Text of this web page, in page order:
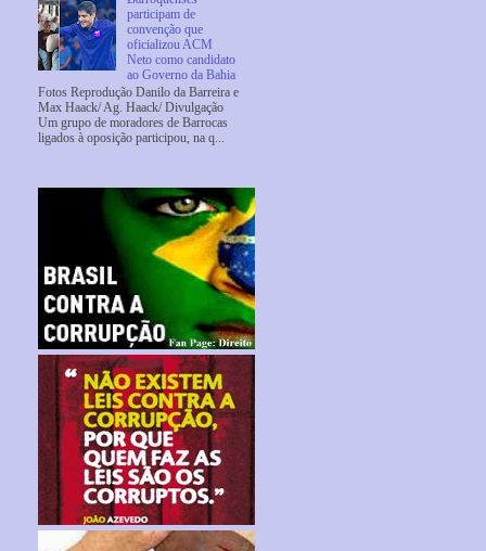
participam de
convenção que
oficializou ACM
Neto como candidato
ao Governo da Bahia
Fotos Reprodução Danilo da Barreira e
Max Haack/ Ag. Haack/ Divulgação
Um grupo de moradores de Barrocas
ligados à oposição participou, na q...